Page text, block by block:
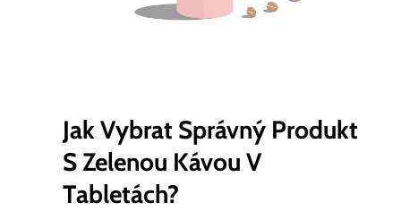
Jak Vybrat Správný Produkt
S Zelenou Kávou V
Tabletách?